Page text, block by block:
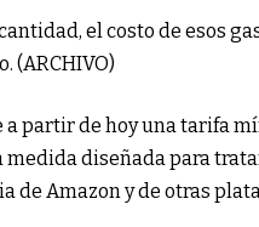
el costo de esos
(ARCHIVO)
a partir de hoy una tarifa
medida diseñada para
de Amazon y de otras